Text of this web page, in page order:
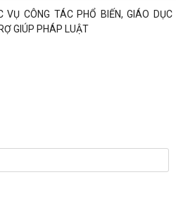
SỐT XUẤT HUYẾT
hợp với chỉnh trang đô thị và cải tạo,
giá đất lần đầu trên địa bàn thành